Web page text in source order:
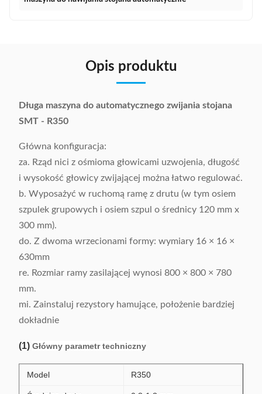
Opis produktu
Długa maszyna do automatycznego zwijania stojana
SMT - R350
Główna konfiguracja:
za. Rząd nici z ośmioma głowicami uzwojenia, długość
i wysokość głowicy zwijającej można łatwo regulować.
b. Wyposażyć w ruchomą ramę z drutu (w tym osiem
szpulek grupowych i osiem szpul o średnicy 120 mm x
300 mm).
do. Z dwoma wrzecionami formy: wymiary 16 × 16 ×
630mm
re. Rozmiar ramy zasilającej wynosi 800 × 800 × 780
mm.
mi. Zainstaluj rezystory hamujące, położenie bardziej
dokładnie
(1) Główny parametr techniczny
Model R350